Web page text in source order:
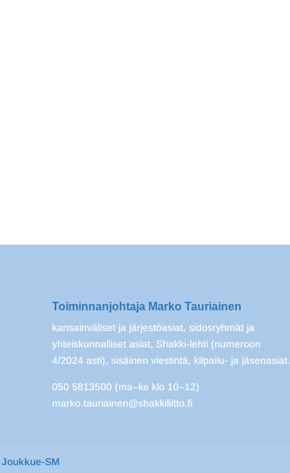
Toiminnanjohtaja Marko Tauriainen
kansainväliset ja järjestöasiat, sidosryhmät ja
yhteiskunnalliset asiat, Shakki-lehti (numeroon
4/2024 asti), sisäinen viestintä, kilpailu- ja jäsenasiat.
050 5813500 (ma–ke klo 10–12)
marko.tauriainen@shakkiliitto.fi
Joukkue-SM